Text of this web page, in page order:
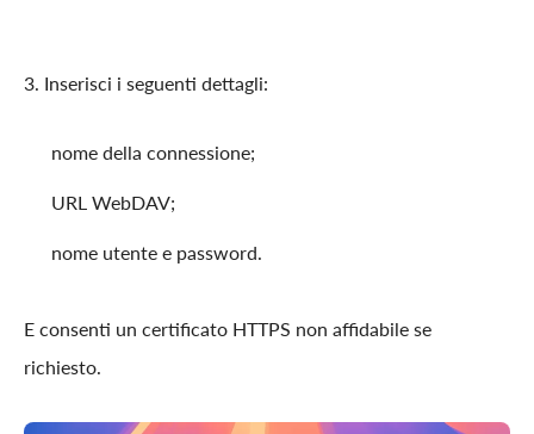
3. Inserisci i seguenti dettagli:
nome della connessione;
URL WebDAV;
nome utente e password.
E consenti un certificato HTTPS non affidabile se
richiesto.